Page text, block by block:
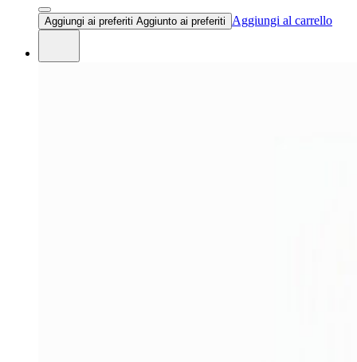
Aggiungi ai preferiti Aggiunto ai preferiti Aggiungi al carrello